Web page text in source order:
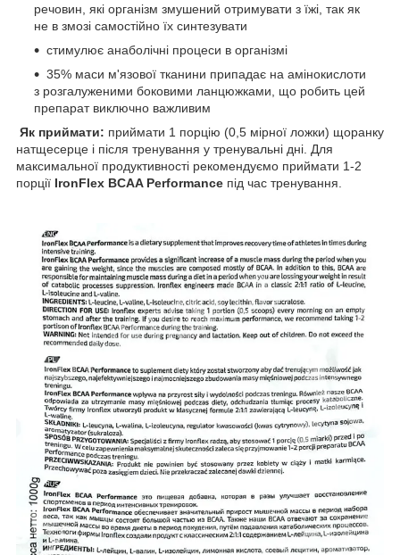
речовин, які організм змушений отримувати з їжі, так як
не в змозі самостійно їх синтезувати
стимулює анаболічні процеси в організмі
35% маси м'язової тканини припадає на амінокислоти
з розгалуженими боковими ланцюжками, що робить цей
препарат виключно важливим
Як приймати: приймати 1 порцію (0,5 мірної ложки) щоранку
натщесерце і після тренування у тренувальні дні. Для
максимальної продуктивності рекомендуємо приймати 1-2
порції IronFlex BCAA Performance під час тренування.